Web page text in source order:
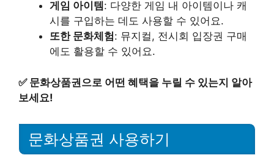
게임 아이템 : 다양한 게임 내 아이템이나 캐
시를 구입하는 데도 사용할 수 있어요.
또한 문화체험: 뮤지컬, 전시회 입장권 구매
에도 활용할 수 있어요.
✅ 문화상품권으로 어떤 혜택을 누릴 수 있는지 알아
보세요!
문화상품권 사용하기